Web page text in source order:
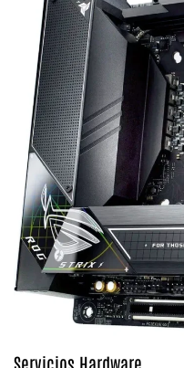
Servicios Hardware